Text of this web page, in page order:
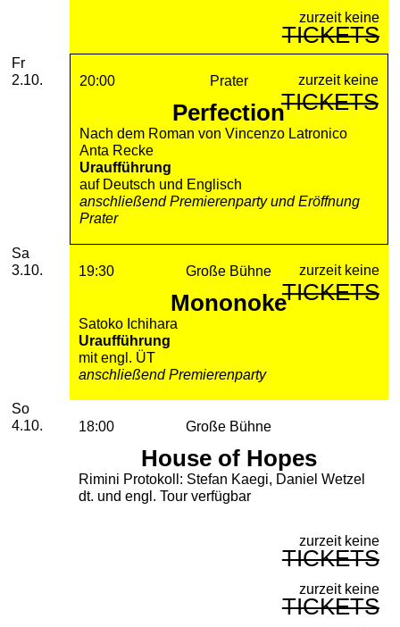
zurzeit keine
TICKETS
Freitag, 02. Oktober 2026
Fr
2.10.
20:00 Prater
Perfection
Nach dem Roman von Vincenzo Latronico
Anta Recke
Uraufführung
auf Deutsch und Englisch
anschließend Premierenparty und Eröffnung
Prater
zurzeit keine
TICKETS
Samstag, 03. Oktober 2026
Sa
3.10.
19:30 Große Bühne
Mononoke
Satoko Ichihara
Uraufführung
mit engl. ÜT
anschließend Premierenparty
zurzeit keine
TICKETS
Sonntag, 04. Oktober 2026
So
4.10.
18:00 Große Bühne
House of Hopes
Rimini Protokoll: Stefan Kaegi, Daniel Wetzel
dt. und engl. Tour verfügbar
zurzeit keine
TICKETS
zurzeit keine
TICKETS